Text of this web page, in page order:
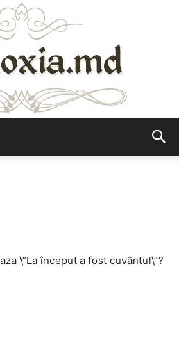
\”La început a fost cuvântul\”?